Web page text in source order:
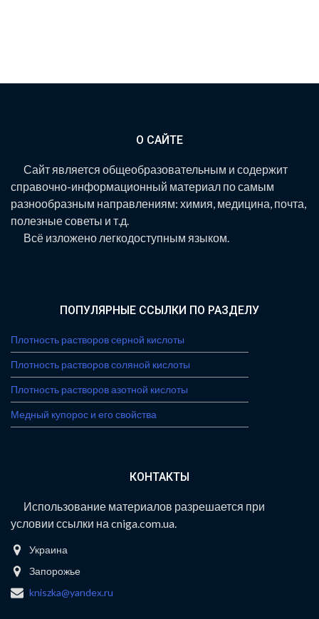
О САЙТЕ
Сайт является общеобразовательным и содержит
справочно-информационный материал по самым
разнообразным направлениям: химия, медицина, почта,
полезные советы и т.д.
Всё изложено легкодоступным языком.
ПОПУЛЯРНЫЕ ССЫЛКИ ПО РАЗДЕЛУ
Плотность растворов серной кислоты
Плотность растворов соляной кислоты
Плотность растворов азотной кислоты
Медный купорос и его свойства
КОНТАКТЫ
Использование материалов разрешается при
условии ссылки на cniga.com.ua.
Украина
Запорожье
kniszka@yandex.ru